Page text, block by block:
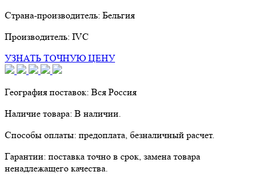
Страна-производитель: Бельгия
Производитель: IVC
УЗНАТЬ ТОЧНУЮ ЦЕНУ
География поставок: Вся Россия
Наличие товара: В наличии.
Способы оплаты: предоплата, безналичный расчет.
Гарантии: поставка точно в срок, замена товара
ненадлежащего качества.